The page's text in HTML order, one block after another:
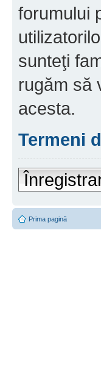
forumului
sunteţi
rugăm să
acesta.
Termeni
Prima pagină